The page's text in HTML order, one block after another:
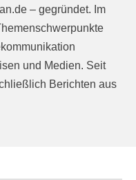
– gegründet. Im
und Medien. Seit
Berichten aus